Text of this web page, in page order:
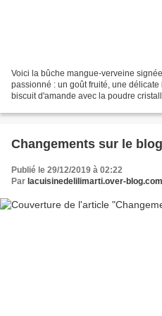
Voici la bûche mangue-verveine
passionné : un goût fruité, une
biscuit d'amande avec la poudre
Changements sur le blog
Publié le 29/12/2019 à 02:22
Par lacuisinedelilimarti.over-blog.com